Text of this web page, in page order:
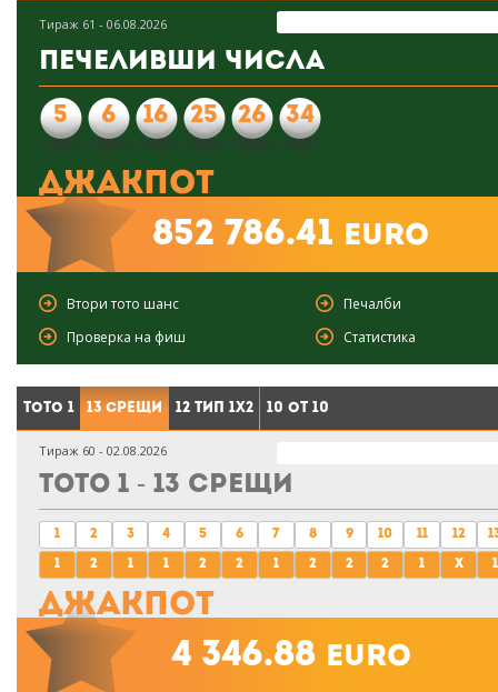
Тираж 61 - 06.08.2026
Печеливши числа
5 6 16 25 26 34
Джакпот
852 786.41 euro
Втори тото шанс
Печалби
Проверка на фиш
Статистика
Тото 1 13 срещи 12 тип 1X2 10 от 10
Тираж 60 - 02.08.2026
Тото 1 - 13 срещи
1
1
2
2
3
1
4
1
5
2
6
2
7
1
8
2
9
2
10
2
11
1
12
x 1
Джакпот
4 346.88 euro